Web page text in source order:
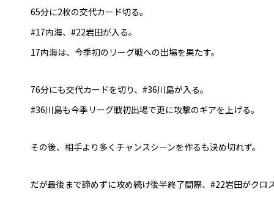
65分に2枚の交代カード切る。
#17内海、#22岩田が入る。
17内海は、今季初のリーグ戦への出場を果たす。
76分にも交代カードを切り、#36川島が入る。
#36川島も今季リーグ戦初出場で更に攻撃のギアを上げる。
その後、相手より多くチャンスシーンを作るも決め切れず。
だが最後まで諦めずに攻め続け後半終了間際、#22岩田がク